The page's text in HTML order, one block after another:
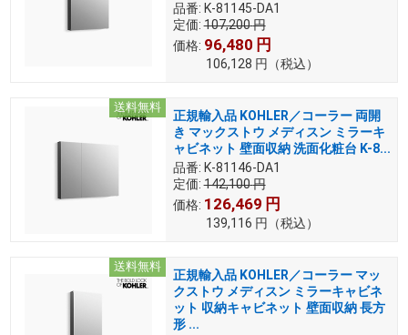
品番: K-81145-DA1
定価: 107,200円
価格: 96,480 円
106,128 円 （税込）
送料無料
正規輸入品 KOHLER／コーラー 両開
き マックストウ メディスン ミラーキ
ャビネット 壁面収納 洗面化粧台 K-8...
品番: K-81146-DA1
定価: 142,100円
価格: 126,469 円
139,116 円 （税込）
送料無料
正規輸入品 KOHLER／コーラー マッ
クストウ メディスン ミラーキャビネ
ット 収納キャビネット 壁面収納 長方
形 ...